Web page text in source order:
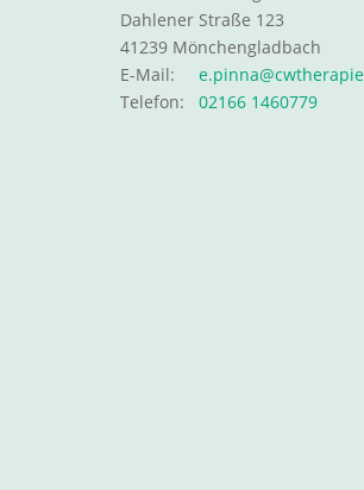
Dahlener Straße 123
41239 Mönchengladbach
E-Mail:
Telefon: 02166 1460779